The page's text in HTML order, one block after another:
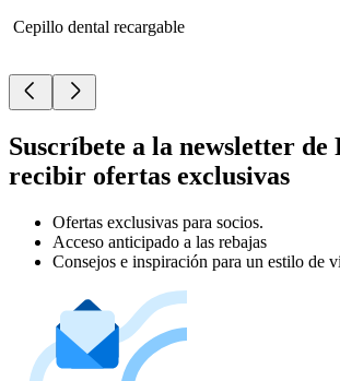
Cepillo dental recargable
Suscríbete a la newsletter
recibir ofertas exclusivas
Ofertas exclusivas para socios.
Acceso anticipado a las rebajas
Consejos e inspiración para un estilo de